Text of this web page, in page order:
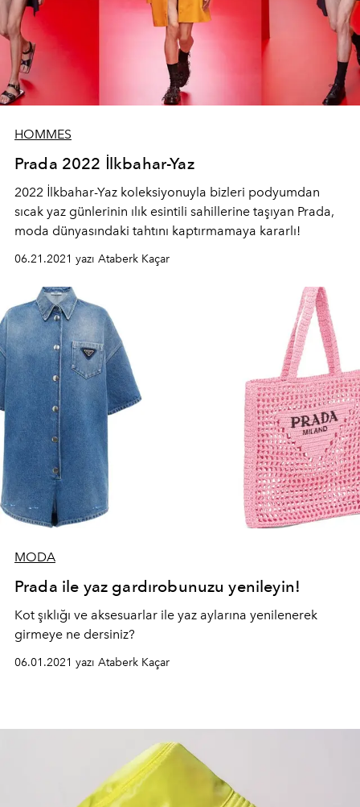
HOMMES
Prada 2022 İlkbahar-Yaz
2022 İlkbahar-Yaz koleksiyonuyla bizleri podyumdan
sıcak yaz günlerinin ılık esintili sahillerine taşıyan Prada,
moda dünyasındaki tahtını kaptırmamaya kararlı!
06.21.2021 yazı Ataberk Kaçar
MODA
Prada ile yaz gardırobunuzu yenileyin!
Kot şıklığı ve aksesuarlar ile yaz aylarına yenilenerek
girmeye ne dersiniz?
06.01.2021 yazı Ataberk Kaçar